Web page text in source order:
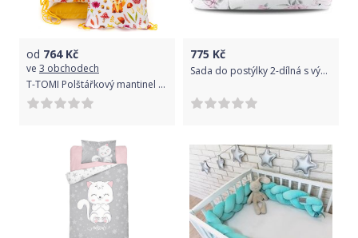
od 764Kč
ve 3 obchodech
T-TOMI Polštářkový mantinel VELVET, foxes 35 x 35
775 Kč
Sada do postýlky 2-dílná s výplní - PLAMEŇÁK růžová - BabyNellys rozměr 120x90cm